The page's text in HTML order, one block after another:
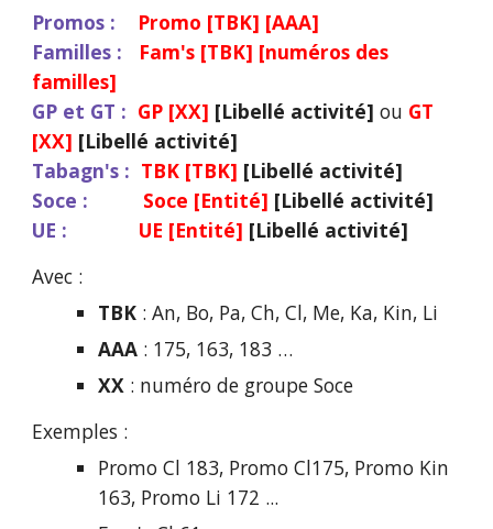
Promos : Promo [TBK] [AAA]
Familles : Fam's [TBK] [numéros des
familles]
GP et GT : GP [XX] [Libellé activité] ou GT
[XX] [Libellé activité]
Tabagn's : TBK [TBK] [Libellé activité]
Soce : Soce [Entité] [Libellé activité]
UE : UE [Entité] [Libellé activité]
Avec :
TBK : An, Bo, Pa, Ch, Cl, Me, Ka, Kin, Li
AAA : 175, 163, 183 …
XX : numéro de groupe Soce
Exemples :
Promo Cl 183, Promo Cl175, Promo Kin
163, Promo Li 172 ...